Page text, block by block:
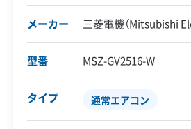
メーカー 三菱電機（Mitsubishi
型番 MSZ-GV2516-W
タイプ 通常エアコン